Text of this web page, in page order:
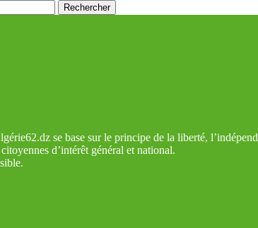
se base sur le principe de la liberté,
d’intérêt général et national.